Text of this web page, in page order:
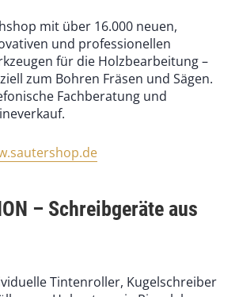
mit über 16.000 neuen,
und professionellen
für die Holzbearbeitung –
zum Bohren Fräsen und Sägen.
Fachberatung und
– Schreibgeräte aus
Tintenroller, Kugelschreiber